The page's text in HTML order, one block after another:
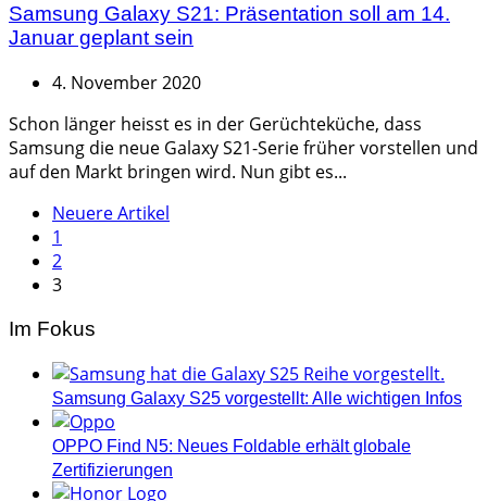
Samsung Galaxy S21: Präsentation soll am 14.
Januar geplant sein
4. November 2020
Schon länger heisst es in der Gerüchteküche, dass
Samsung die neue Galaxy S21-Serie früher vorstellen und
auf den Markt bringen wird. Nun gibt es...
Seitennummerierung
der
Beiträge
Neuere Artikel
1
2
3
Im Fokus
Samsung Galaxy S25 vorgestellt: Alle wichtigen Infos
OPPO Find N5: Neues Foldable erhält globale
Zertifizierungen